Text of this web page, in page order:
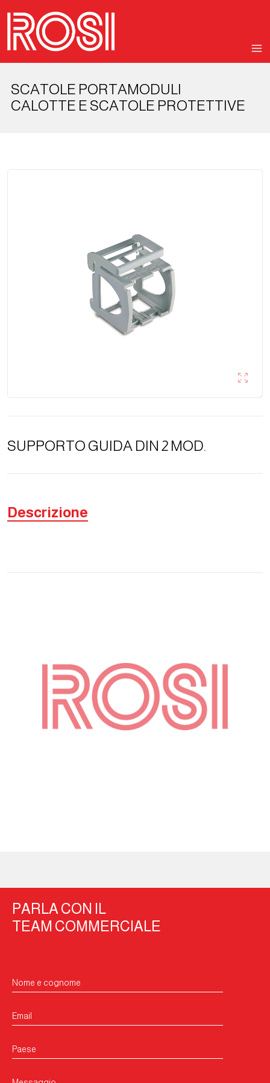
SCATOLE PORTAMODULI
CALOTTE E SCATOLE PROTETTIVE
SUPPORTO GUIDA DIN 2 MOD.
Descrizione
PARLA CON IL
TEAM COMMERCIALE
Nome e cognome
Email
Paese
Messaggio